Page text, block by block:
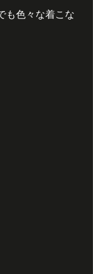
も色々な着こな